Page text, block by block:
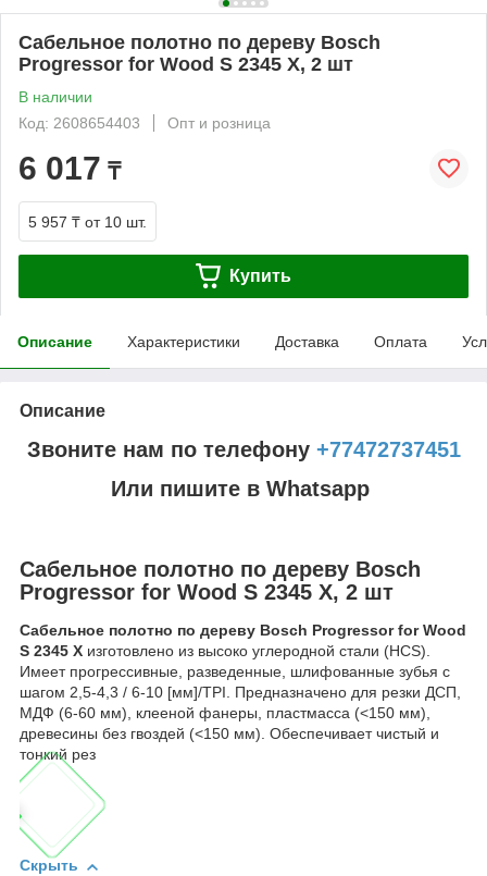
Сабельное полотно по дереву Bosch
Progressor for Wood S 2345 X, 2 шт
В наличии
Код: 2608654403
Опт и розница
6 017 ₸
5 957 ₸ от 10 шт.
Купить
Описание Характеристики Доставка Оплата
Описание
Звоните нам по телефону +77472737451
Или пишите в Whatsapp
Сабельное полотно по дереву Bosch
Progressor for Wood S 2345 X, 2 шт
Сабельное полотно по дереву Bosch Progressor for Wood
S 2345 X изготовлено из высоко углеродной стали (HCS).
Имеет прогрессивные, разведенные, шлифованные зубья с
шагом 2,5-4,3 / 6-10 [мм]/TPI. Предназначено для резки ДСП,
МДФ (6-60 мм), клееной фанеры, пластмасса (<150 мм),
древесины без гвоздей (<150 мм). Обеспечивает чистый и
тонкий рез
Скрыть